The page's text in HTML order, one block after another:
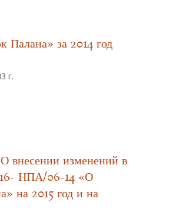
Округа «поселок Палана» Шестого
Палана» за 2014 год
г.
За 2014 Год
внесении изменений в
16- НПА/06-14 «О
на 2015 год и на